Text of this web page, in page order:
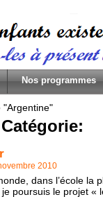
Nos programmes
"Argentine"
2010
dans l’école la
poursuis le projet